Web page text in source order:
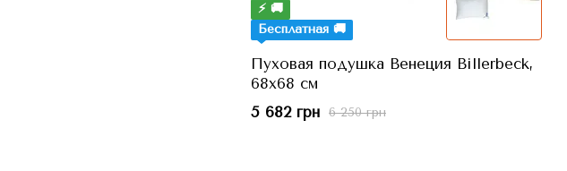
⚡ 🚚
Бесплатная 🚚
Пуховая подушка Венеция Billerbeck,
68x68 см
6 250 грн
5 682 грн